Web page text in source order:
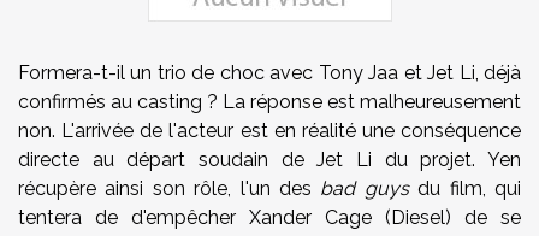
Formera-t-il un trio de choc avec Tony Jaa et Jet Li, déjà
confirmés au casting ? La réponse est malheureusement
non. L'arrivée de l'acteur est en réalité une conséquence
directe au départ soudain de Jet Li du projet. Yen
récupère ainsi son rôle, l'un des bad guysdu film, qui
tentera de d'empêcher Xander Cage (Diesel) de se